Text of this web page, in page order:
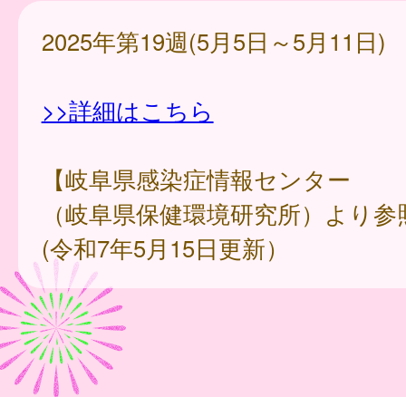
2025年第19週(5月5日～5月11日)
>>詳細はこちら
【岐阜県感染症情報センター
（岐阜県保健環境研究所）より参
(令和7年5月15日更新）